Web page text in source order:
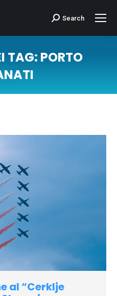
Cerca:Search
TAG: PORTO
al “Cerklje